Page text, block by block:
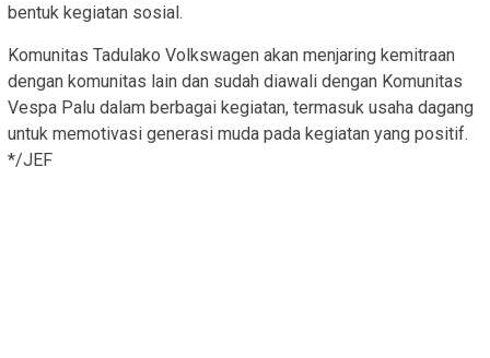
bentuk kegiatan sosial.
Komunitas Tadulako Volkswagen akan menjaring kemitraan
dengan komunitas lain dan sudah diawali dengan Komunitas
Vespa Palu dalam berbagai kegiatan, termasuk usaha dagang
untuk memotivasi generasi muda pada kegiatan yang positif.
*/JEF